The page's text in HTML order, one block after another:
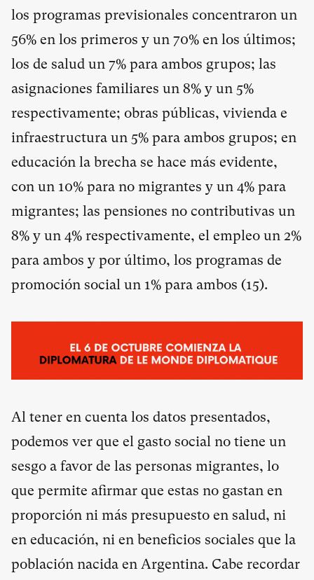
los programas previsionales concentraron un
56% en los primeros y un 70% en los últimos;
los de salud un 7% para ambos grupos; las
asignaciones familiares un 8% y un 5%
respectivamente; obras públicas, vivienda e
infraestructura un 5% para ambos grupos; en
educación la brecha se hace más evidente,
con un 10% para no migrantes y un 4% para
migrantes; las pensiones no contributivas un
8% y un 4% respectivamente, el empleo un 2%
para ambos y por último, los programas de
promoción social un 1% para ambos (15).
Al tener en cuenta los datos presentados,
podemos ver que el gasto social no tiene un
sesgo a favor de las personas migrantes, lo
que permite afirmar que estas no gastan en
proporción ni más presupuesto en salud, ni
en educación, ni en beneficios sociales que la
población nacida en Argentina. Cabe recordar